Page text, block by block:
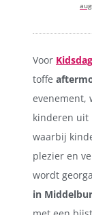
Voor
toffe
evenement,
kinderen uit
waarbij
plezier en
wordt
in